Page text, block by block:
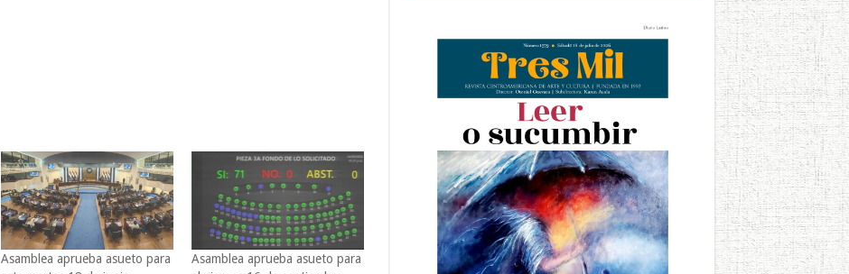
Asamblea aprueba asueto para
Asamblea aprueba asueto para